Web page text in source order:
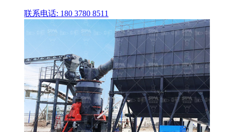
联系电话: 180 3780 8511